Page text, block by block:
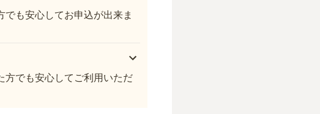
も安心してお申込が出来ま
方でも安心してご利用いただ